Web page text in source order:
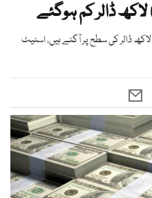
زرمبادلہ کے سرکاری ذخائر4 ارب 45 کروڑ 72 لاکھ ڈالر کی سطح پر آگئے ہیں، اسٹیٹ